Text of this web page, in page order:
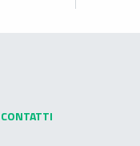
CONTATTI